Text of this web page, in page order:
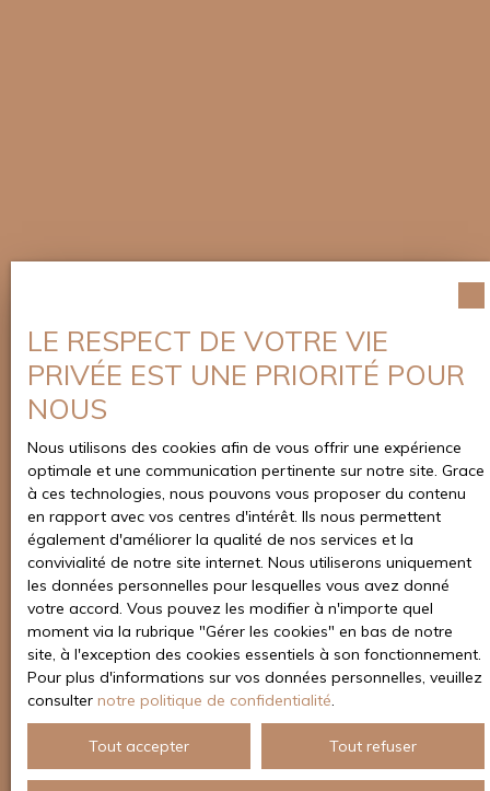
Vous souhaitez
estimer votre bien ?
travers un avis de valeur pour vous assurer une
valorisation la plus proche de la réalité du
marché. Nous maitrisons l’évolution de ce dernier
et nous vous préconisons le prix de mise en
vente idéal. Vous pourrez ainsi positionner votre
bien dans les meilleures conditions possibles, en
optimisant votre prix et le délai de réalisation de
vente.
Adresse de votre bien
Estimer mon bien
LE RESPECT DE VOTRE VIE
PRIVÉE EST UNE PRIORITÉ POUR
NOUS
Nous utilisons des cookies afin de vous offrir une expérience
optimale et une communication pertinente sur notre site. Grace
à ces technologies, nous pouvons vous proposer du contenu
en rapport avec vos centres d'intérêt. Ils nous permettent
également d'améliorer la qualité de nos services et la
convivialité de notre site internet. Nous utiliserons uniquement
les données personnelles pour lesquelles vous avez donné
votre accord. Vous pouvez les modifier à n'importe quel
moment via la rubrique ″Gérer les cookies″ en bas de notre
site, à l'exception des cookies essentiels à son fonctionnement.
Pour plus d'informations sur vos données personnelles, veuillez
consulter notre politique de confidentialité.
Tout accepter Tout refuser